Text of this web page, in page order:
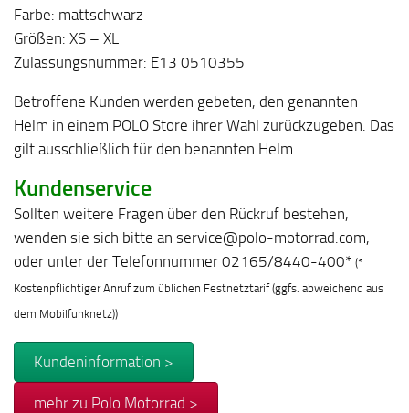
Farbe: mattschwarz
Größen: XS – XL
Zulassungsnummer: E13 0510355
Betroffene Kunden werden gebeten, den genannten
Helm in einem POLO Store ihrer Wahl zurückzugeben. Das
gilt ausschließlich für den benannten Helm.
Kundenservice
Sollten weitere Fragen über den Rückruf bestehen,
wenden sie sich bitte an service@polo-motorrad.com,
oder unter der Telefonnummer 02165/8440-400* (*
Kostenpflichtiger Anruf zum üblichen Festnetztarif (ggfs. abweichend aus
dem Mobilfunknetz))
Kundeninformation >
mehr zu Polo Motorrad >